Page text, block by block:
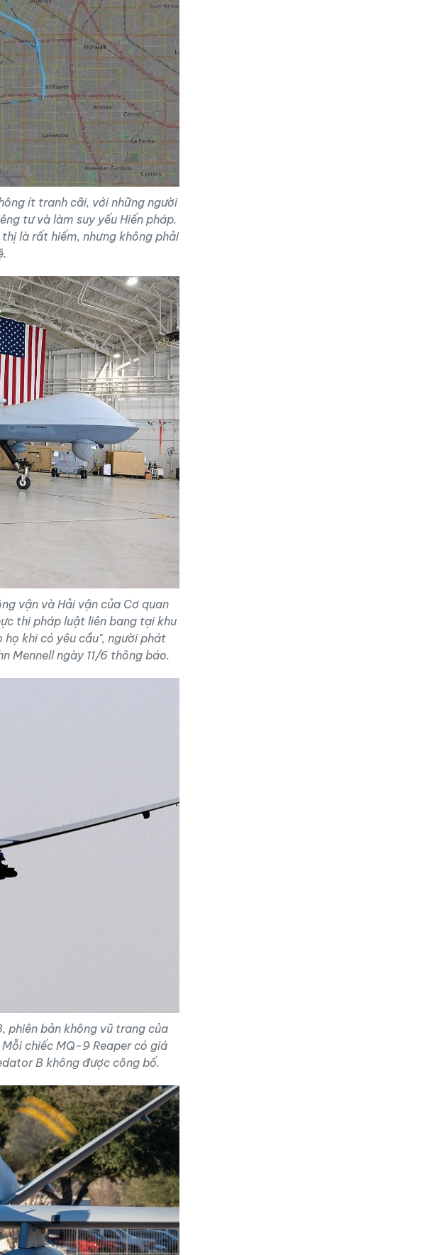
ít tranh cãi, với những người
tư và làm suy yếu Hiến pháp.
là rất hiếm, nhưng không phải
vận và Hải vận của Cơ quan
thi pháp luật liên bang tại khu
khi có yêu cầu", người phát
Mennell ngày 11/6 thông báo.
phiên bản không vũ trang của
chiếc MQ-9 Reaper có giá
B không được công bố.